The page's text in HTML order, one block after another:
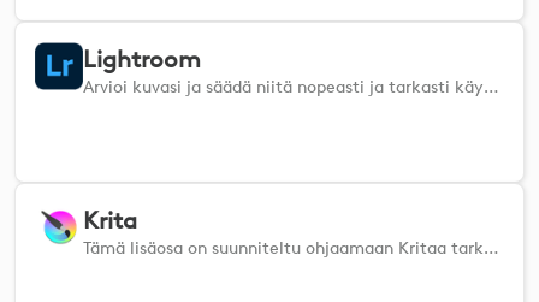
Lightroom
Arvioi kuvasi ja säädä niitä nopeasti ja tarkasti käyttämällä Adobe Lightroomia Logitech-laitteiden kanssa.
Krita
Tämä lisäosa on suunniteltu ohjaamaan Kritaa tarkasti ja tehokkaasti. VAROITUS: v1.x:n käyttäjät, katso kotisivu. https://borne2code.github.io/LogiPluginForKrita/index.html